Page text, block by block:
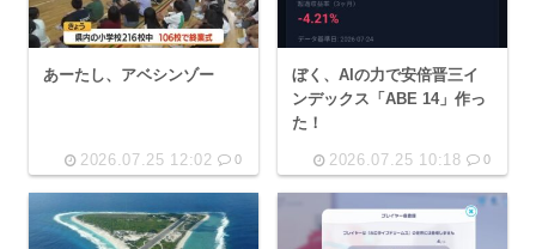
あーたし、アベシンゾー
2026.07.25 12:02 0
ぼく、AIの力で安倍晋三イ
ンデックス「ABE 14」作っ
た！
2026.07.25 10:18 0